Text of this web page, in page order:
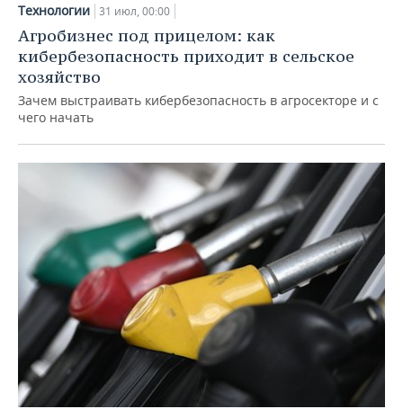
Технологии 31 июл, 00:00
Агробизнес под прицелом: как
кибербезопасность приходит в сельское
хозяйство
Зачем выстраивать кибербезопасность в агросекторе и с
чего начать